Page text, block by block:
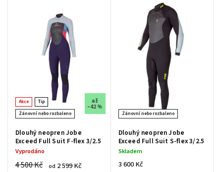
Nejprodávanější
Abecedně
Akce
Tip
Zánovní nebo rozbaleno
až
–42 %
Dlouhý neopren Jobe
Exceed Full Suit F-flex 3/2.5
Vyprodáno
4 500 Kč od 2 599 Kč
Zánovní nebo rozbaleno
Dlouhý neopren Jobe
Exceed Full Suit S-flex 3/2.5
Skladem
3 600 Kč